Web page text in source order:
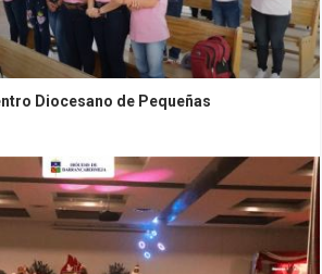
Diocesano de Pequeñas